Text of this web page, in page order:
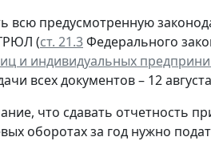
всю предусмотренную
(ст. 21.3Федерального
и индивидуальных
всех документов – 12
что сдавать отчетность
оборотах за год нужно